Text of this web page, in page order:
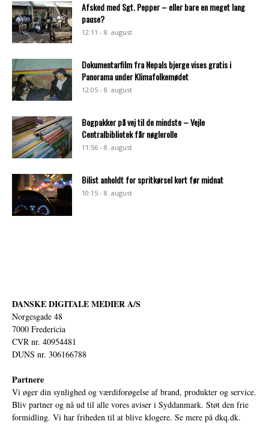
Afsked med Sgt. Pepper – eller bare en meget lang
pause?
12:11 - 8. august
Dokumentarfilm fra Nepals bjerge vises gratis i
Panorama under Klimafolkemødet
12:05 - 8. august
Bogpakker på vej til de mindste – Vejle
Centralbibliotek får nøglerolle
11:56 - 8. august
Bilist anholdt for spritkørsel kort før midnat
10:15 - 8. august
DANSKE DIGITALE MEDIER A/S
Norgesgade 48
7000 Fredericia
CVR nr. 40954481
DUNS nr. 306166788
Partnere
Vi øger din synlighed og værdiforøgelse af brand, produkter og service.
Bliv partner og nå ud til alle vores aviser i Syddanmark. Støt den frie
formidling. Vi har friheden til at blive klogere. Se mere på dkq.dk.